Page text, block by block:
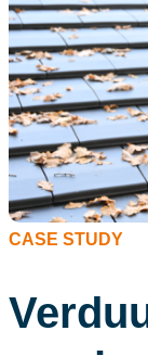
CASE STUDY